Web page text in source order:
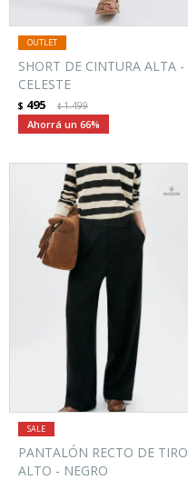
SHORT DE CINTURA ALTA -
CELESTE
$ 495 $1.499
66
PANTALÓN RECTO DE TIRO
ALTO - NEGRO